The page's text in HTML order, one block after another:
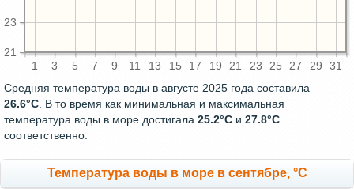
1 3 5 7 9 11 13 15 17 19 21 23 25 27 29 31
21
23
Средняя температура воды в августе 2025 года составила
26.6°C. В то время как минимальная и максимальная
температура воды в море достигала 25.2°C и 27.8°C
соответственно.
Температура воды в море в сентябре, °C